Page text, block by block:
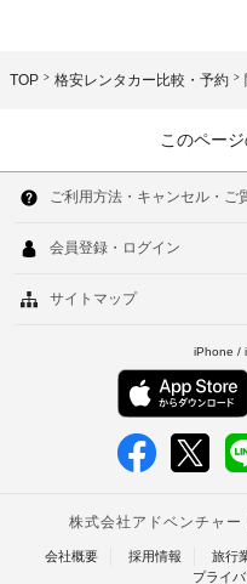
TOP 格安レンタカー比較・予約
このペー